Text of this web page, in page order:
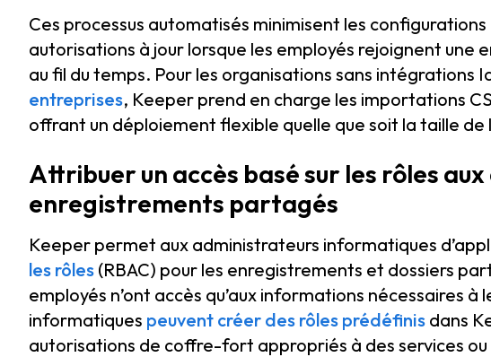
Ces processus automatisés minimisent les
autorisations à jour lorsque les employés rejoignent une
au fil du temps. Pour les organisations sans intégrations
entreprises, Keeper prend en charge les importations
offrant un déploiement flexible quelle que soit la taille de
Attribuer un accès basé sur les rôles
enregistrements partagés
Keeper permet aux administrateurs informatiques
les rôles (RBAC) pour les enregistrements et dossiers
employés n’ont accès qu’aux informations nécessaires
informatiques peuvent créer des rôles prédéfinis dans
autorisations de coffre-fort appropriés à des services